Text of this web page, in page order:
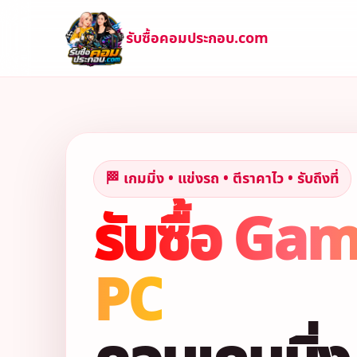
รับซื้อคอมประกอบ.com
🏁 เกมมิ่ง • แข่งรถ • ตีราคาไว • รับถึงที่
รับซื้อ
PC